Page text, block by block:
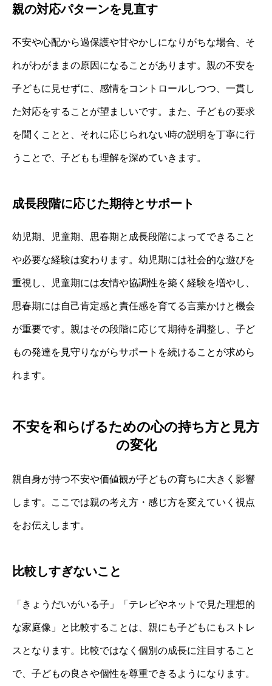
親の対応パターンを見直す
不安や心配から過保護や甘やかしになりがちな場合、そ
れがわがままの原因になることがあります。親の不安を
子どもに見せずに、感情をコントロールしつつ、一貫し
た対応をすることが望ましいです。また、子どもの要求
を聞くことと、それに応じられない時の説明を丁寧に行
うことで、子どもも理解を深めていきます。
成長段階に応じた期待とサポート
幼児期、児童期、思春期と成長段階によってできること
や必要な経験は変わります。幼児期には社会的な遊びを
重視し、児童期には友情や協調性を築く経験を増やし、
思春期には自己肯定感と責任感を育てる言葉かけと機会
が重要です。親はその段階に応じて期待を調整し、子ど
もの発達を見守りながらサポートを続けることが求めら
れます。
不安を和らげるための心の持ち方と見方
の変化
親自身が持つ不安や価値観が子どもの育ちに大きく影響
します。ここでは親の考え方・感じ方を変えていく視点
をお伝えします。
比較しすぎないこと
「きょうだいがいる子」「テレビやネットで見た理想的
な家庭像」と比較することは、親にも子どもにもストレ
スとなります。比較ではなく個別の成長に注目すること
で、子どもの良さや個性を尊重できるようになります。